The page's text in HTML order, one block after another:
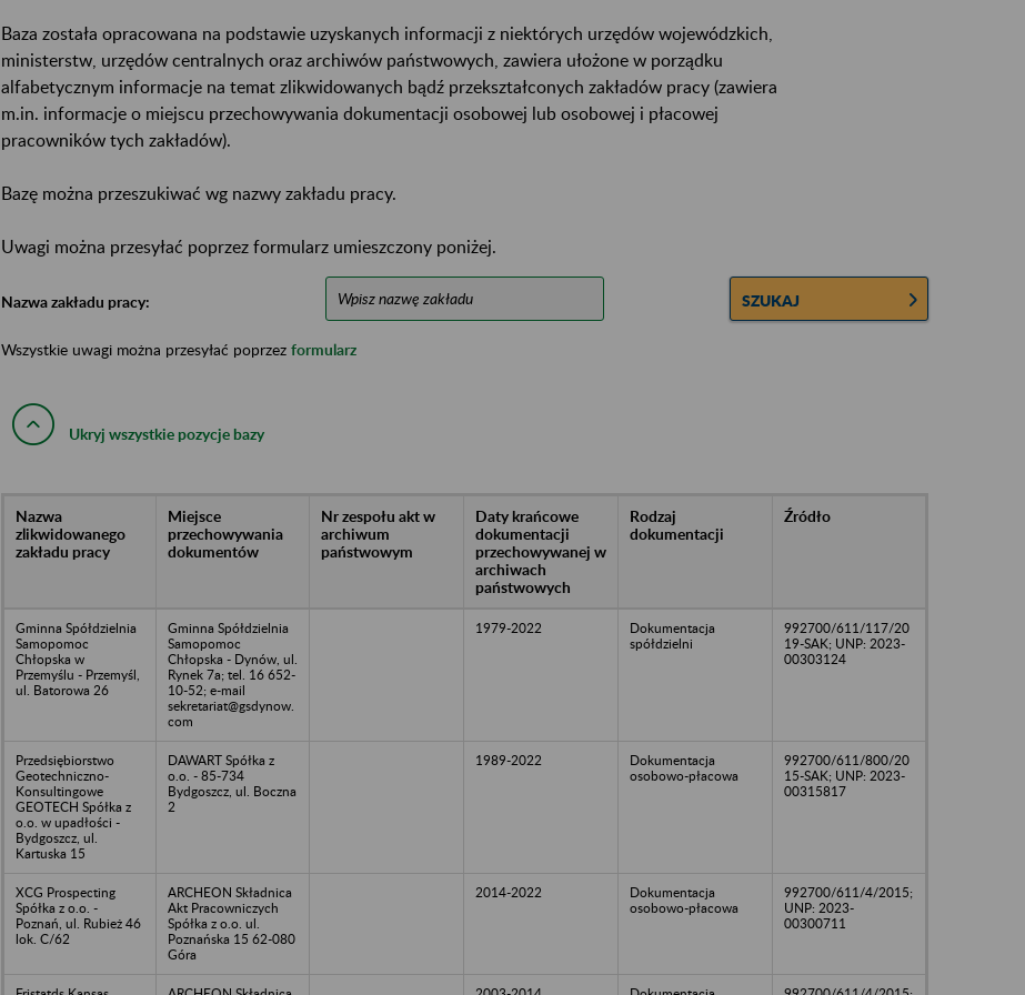
Baza została opracowana na podstawie uzyskanych informacji z niektórych urzędów wojewódzkich,
ministerstw, urzędów centralnych oraz archiwów państwowych, zawiera ułożone w porządku
alfabetycznym informacje na temat zlikwidowanych bądź przekształconych zakładów pracy (zawiera
m.in. informacje o miejscu przechowywania dokumentacji osobowej lub osobowej i płacowej
pracowników tych zakładów).
Bazę można przeszukiwać wg nazwy zakładu pracy.
Uwagi można przesyłać poprzez formularz umieszczony poniżej.
Nazwa zakładu pracy: SZUKAJ
Wszystkie uwagi można przesyłać poprzez formularz
Ukryj wszystkie pozycje bazy
Nazwa
zlikwidowanego
zakładu pracy
Miejsce
przechowywania
dokumentów
Nr zespołu akt w
archiwum
państwowym
Daty krańcowe
dokumentacji
przechowywanej w
archiwach
państwowych
Rodzaj
dokumentacji
Źródło
Gminna Spółdzielnia
Samopomoc
Chłopska w
Przemyślu - Przemyśl,
ul. Batorowa 26
Gminna Spółdzielnia
Samopomoc
Chłopska - Dynów, ul.
Rynek 7a; tel. 16 652-
10-52; e-mail
sekretariat@gsdynow.
com
1979-2022
Dokumentacja
spółdzielni
992700/611/117/20
19-SAK; UNP: 2023-
00303124
Przedsiębiorstwo
Geotechniczno-
Konsultingowe
GEOTECH Spółka z
o.o. w upadłości -
Bydgoszcz, ul.
Kartuska 15
DAWART Spółka z
o.o. - 85-734
Bydgoszcz, ul. Boczna
2
1989-2022
Dokumentacja
osobowo-płacowa
992700/611/800/20
15-SAK; UNP: 2023-
00315817
XCG Prospecting
Spółka z o.o. -
Poznań, ul. Rubież 46
lok. C/62
ARCHEON Składnica
Akt Pracowniczych
Spółka z o.o. ul.
Poznańska 15 62-080
Góra
2014-2022
Dokumentacja
osobowo-płacowa
992700/611/4/2015;
UNP: 2023-
00300711